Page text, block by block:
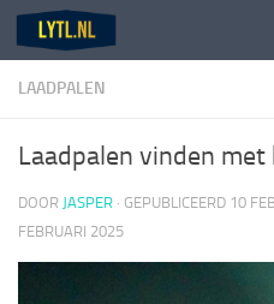
Doorgaan naar inhoud
LAADPALEN
Laadpalen vinden met
DOOR JASPER · GEPUBLICEERD 10
FEBRUARI 2025